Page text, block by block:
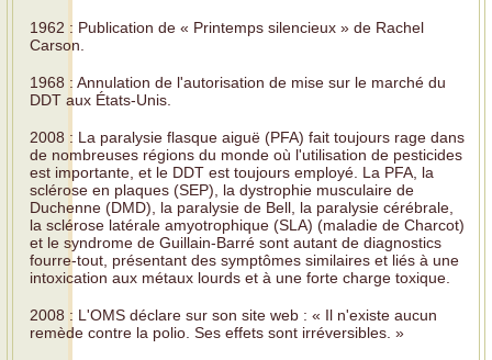
1962 : Publication de « Printemps silencieux » de Rachel
Carson.
1968 : Annulation de l'autorisation de mise sur le marché du
DDT aux États-Unis.
2008 : La paralysie flasque aiguë (PFA) fait toujours rage dans
de nombreuses régions du monde où l'utilisation de pesticides
est importante, et le DDT est toujours employé. La PFA, la
sclérose en plaques (SEP), la dystrophie musculaire de
Duchenne (DMD), la paralysie de Bell, la paralysie cérébrale,
la sclérose latérale amyotrophique (SLA) (maladie de Charcot)
et le syndrome de Guillain-Barré sont autant de diagnostics
fourre-tout, présentant des symptômes similaires et liés à une
intoxication aux métaux lourds et à une forte charge toxique.
2008 : L'OMS déclare sur son site web : « Il n'existe aucun
remède contre la polio. Ses effets sont irréversibles. »